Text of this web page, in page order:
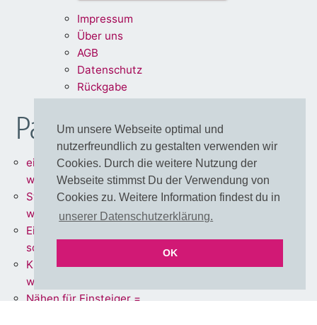
Um unsere Webseite optimal und
nutzerfreundlich zu gestalten verwenden wir
Cookies. Durch die weitere Nutzung der
Webseite stimmst Du der Verwendung von
Cookies zu. Weitere Information findest du in
unserer Datenschutzerklärung.
OK
Impressum
Über uns
AGB
Datenschutz
Rückgabe
Partnershops
einfärbbare Meterware =
www.stoff.love
Stoffe + Schnittmuster =
www.schnoffle.de
Eigene Stoffe = www.stoff-
schmie.de
Kissen Made in Germany =
www.kissen.love
Nähen für Einsteiger =